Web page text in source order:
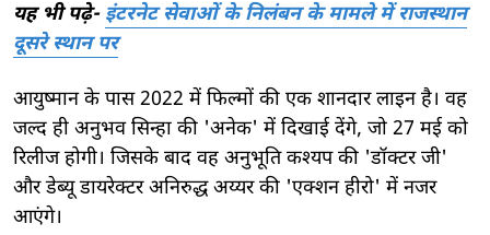
यह भी पढ़े- इंटरनेट सेवाओं के निलंबन के मामले में राजस्थान
दूसरे स्थान पर
आयुष्मान के पास 2022 में फिल्मों की एक शानदार लाइन है। वह
जल्द ही अनुभव सिन्हा की 'अनेक' में दिखाई देंगे, जो 27 मई को
रिलीज होगी। जिसके बाद वह अनुभूति कश्यप की 'डॉक्टर जी'
और डेब्यू डायरेक्टर अनिरुद्ध अय्यर की 'एक्शन हीरो' में नजर
आएंगे।